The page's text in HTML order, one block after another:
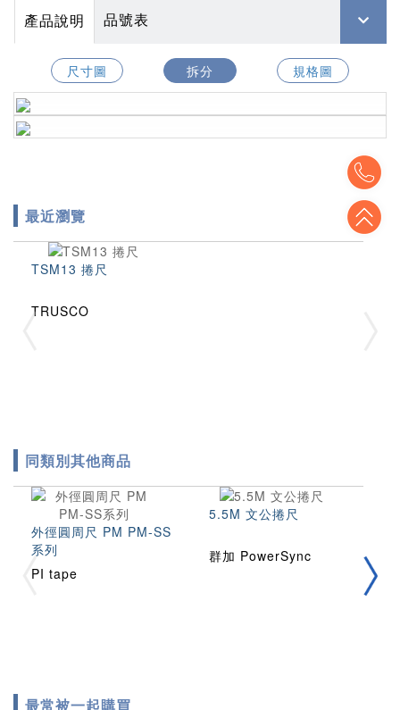
產品說明 品號表
尺寸圖 拆分 規格圖
最近瀏覽
TSM13 捲尺
TRUSCO
同類別其他商品
外徑圓周尺 PM PM-SS
系列
PI tape
5.5M 文公捲尺
群加 PowerSync
最常被一起購買